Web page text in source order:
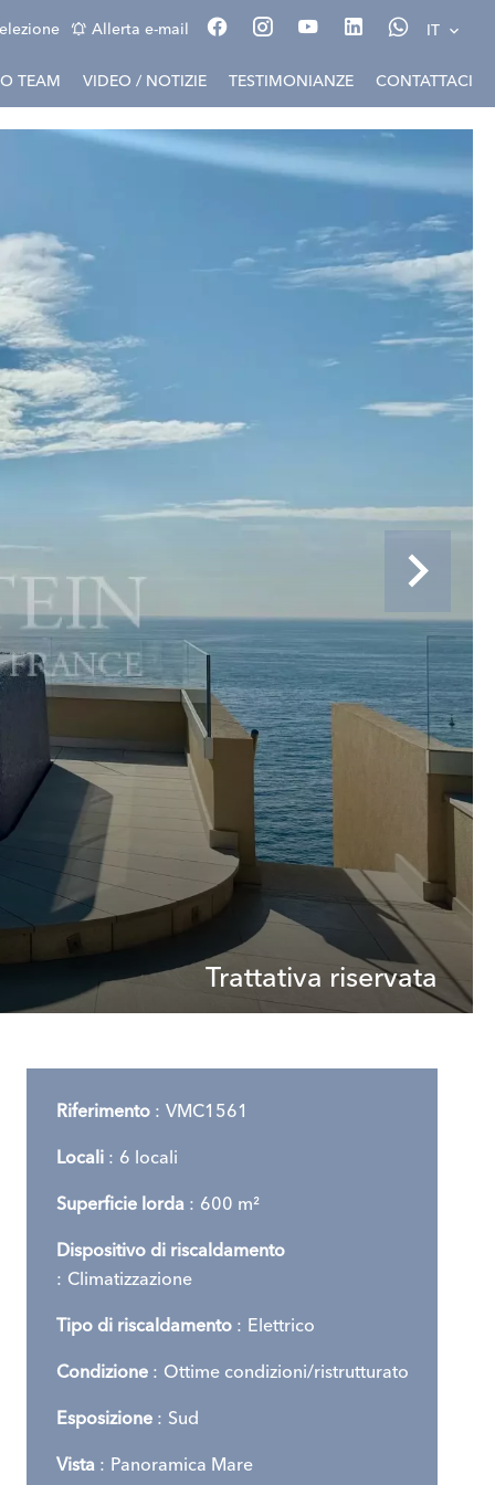
Allerta e-mail IT
TEAM VIDEO / NOTIZIE TESTIMONIANZE CONTATTACI
Trattativa riservata
Riferimento VMC1561
Locali 6 locali
Superficie lorda 600 m²
Dispositivo di riscaldamento
Climatizzazione
Tipo di riscaldamento Elettrico
Condizione Ottime condizioni/ristrutturato
Esposizione Sud
Vista Panoramica Mare